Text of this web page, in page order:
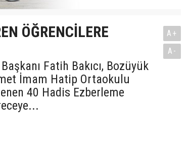
ÖĞRENCİLERE
Fatih Bakıcı, Bozüyük
İmam Hatip Ortaokulu
40 Hadis Ezberleme
A+
A-